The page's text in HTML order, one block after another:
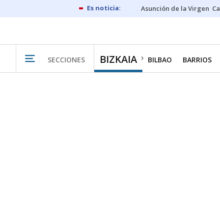
Asunción de la Virgen
SECCIONES BIZKAIA BILBAO BARRIOS